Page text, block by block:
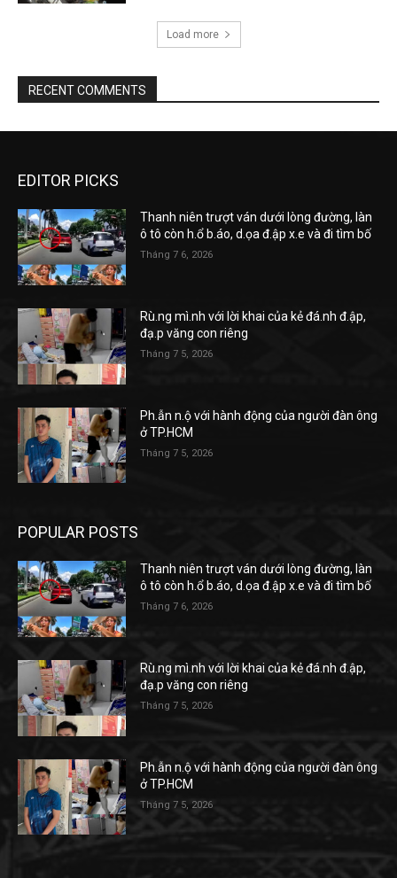
Load more
RECENT COMMENTS
EDITOR PICKS
Thanh niên trượt ván dưới lòng đường, làn
ô tô còn h.ổ b.áo, d.ọa đ.ập x.e và đi tìm bố
Tháng 7 6, 2026
Rù.ng mì.nh với lời khai của kẻ đá.nh đ.ập,
đạ.p văng con riêng
Tháng 7 5, 2026
Ph.ẫn n.ộ với hành động của người đàn ông
ở TP.HCM
Tháng 7 5, 2026
POPULAR POSTS
Thanh niên trượt ván dưới lòng đường, làn
ô tô còn h.ổ b.áo, d.ọa đ.ập x.e và đi tìm bố
Tháng 7 6, 2026
Rù.ng mì.nh với lời khai của kẻ đá.nh đ.ập,
đạ.p văng con riêng
Tháng 7 5, 2026
Ph.ẫn n.ộ với hành động của người đàn ông
ở TP.HCM
Tháng 7 5, 2026